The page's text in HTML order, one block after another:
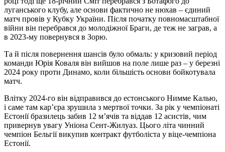
луганського клубу, але основи фактично не нюхав – єдиний
матч провів у Кубку України. Після початку повномасштабної
війни він перебрався до молодіжної Браги, де теж не заграв, а
в 2023-му повернувся в Зорю.
Та й після повернення шансів було обмаль: у кризовий період
команди Юрія Коваля він вийшов на поле лише раз – у березні
2024 року проти Динамо, коли більшість основи бойкотувала
матч.
Влітку 2024-го він відправився до естонського Нимме Калью,
і саме там кар’єра зрушила з мертвої точки. За рік у чемпіонаті
Естонії бразилець забив 12 м’ячів та віддав 12 асистів, чим
привернув увагу Уніона Сент-Жилуаз. Цього літа чинний
чемпіон Бельгії викупив контракт футболіста у віце-чемпіона
Естонії.